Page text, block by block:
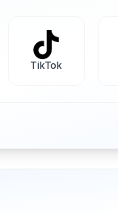
TikTok